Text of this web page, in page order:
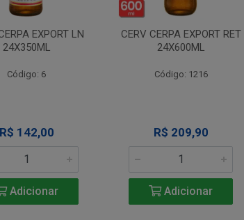
EXPORT LN
24X350ML
Código: 6
R$ 142,00
Adicionar
CERV CERPA EXPORT RET
24X600ML
Código: 1216
R$ 209,90
Adicionar